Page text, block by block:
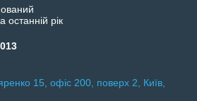
останній рік
15, офіс 200, поверх 2, Київ,